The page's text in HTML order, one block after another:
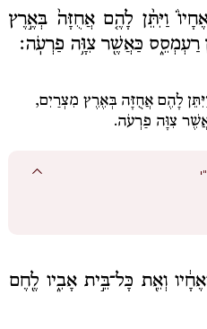
וַיִּתֵּ֨ן לָהֶ֤ם אֲחֻזָּה֙ בְּאֶ֣רֶץ
רַעְמְסֵ֑ס כַּאֲשֶׁ֖ר צִוָּ֥ה פַרְעֹֽה׃
לָהֶם אֲחֻזָּה בְּאֶרֶץ מִצְרַיִם,
צִוָּה פַרְעֹה.
וְאֵ֖ת כָּל־בֵּ֣ית אָבִ֑יו לֶ֖חֶם